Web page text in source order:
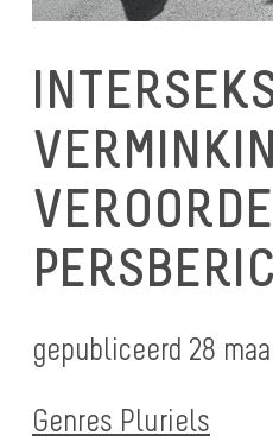
gepubliceerd 28
Genres Pluriels